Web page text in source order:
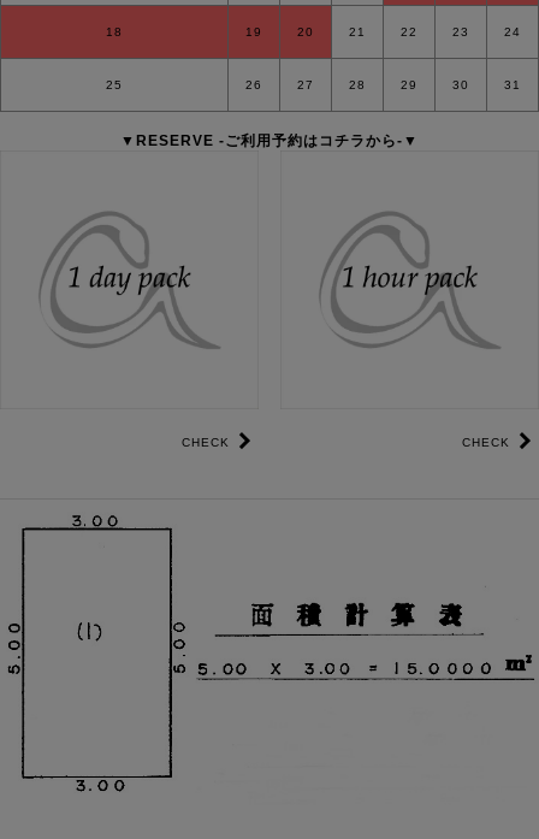
18 19 20 21 22 23 24
25 26 27 28 29 30 31
▼ RESERVE -ご利用予約はコチラから-▼
CHECK CHECK